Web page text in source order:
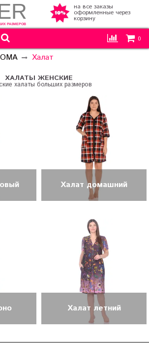
0
РАЗМЕРОВ
на все заказы
оформленные через
корзину
Халат
ХАЛАТЫ ЖЕНСКИЕ
халаты больших размеров
Халат домашний
Халат летний